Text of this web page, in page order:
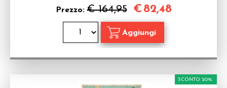
Prezzo:€ 164,95 € 82,48
SCONTO 20%